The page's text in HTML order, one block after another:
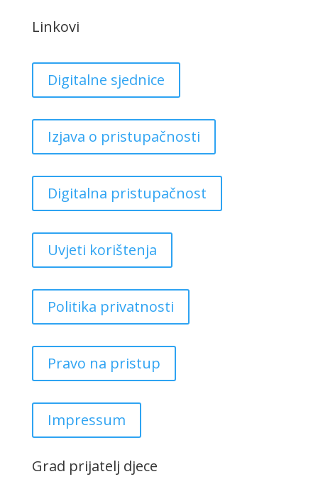
Linkovi
Digitalne sjednice
Izjava o pristupačnosti
Digitalna pristupačnost
Uvjeti korištenja
Politika privatnosti
Pravo na pristup
Impressum
Grad prijatelj djece